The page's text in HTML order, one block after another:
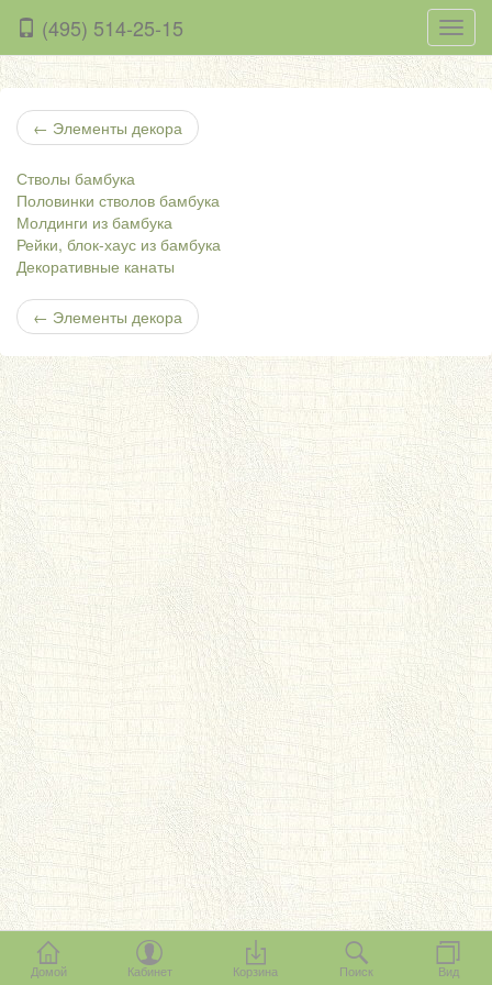
(495) 514-25-15
← Элементы декора
Стволы бамбука
Половинки стволов бамбука
Молдинги из бамбука
Рейки, блок-хаус из бамбука
Декоративные канаты
← Элементы декора
Домой Кабинет Корзина Поиск Вид